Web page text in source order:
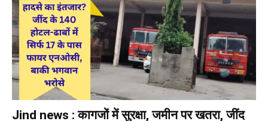
Jind news : कागजों में सुरक्षा, जमीन पर खतरा, जींद